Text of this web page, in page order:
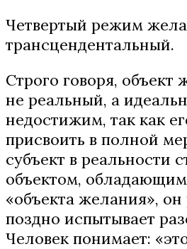
Четвертый режим
трансцендентальный.
Строго говоря, объект
не реальный, а
недостижим, так как
присвоить в полной
субъект в реальности
объектом,
«объекта желания»,
поздно испытывает
Человек понимает: